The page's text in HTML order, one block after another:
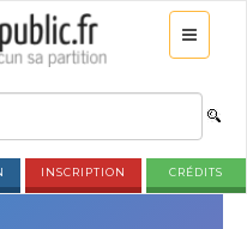
INSCRIPTION CRÉDITS